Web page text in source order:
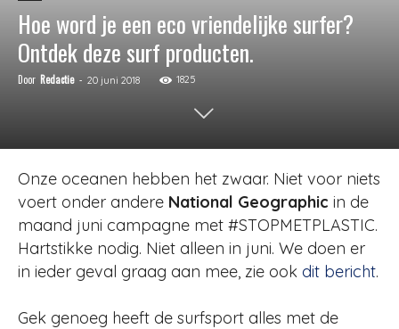
Hoe word je een eco vriendelijke surfer?
Ontdek deze surf producten.
Door Redactie - 20 juni 2018 1825
Onze oceanen hebben het zwaar. Niet voor niets
voert onder andere National Geographic in de
maand juni campagne met #STOPMETPLASTIC.
Hartstikke nodig. Niet alleen in juni. We doen er
in ieder geval graag aan mee, zie ook dit bericht.
Gek genoeg heeft de surfsport alles met de